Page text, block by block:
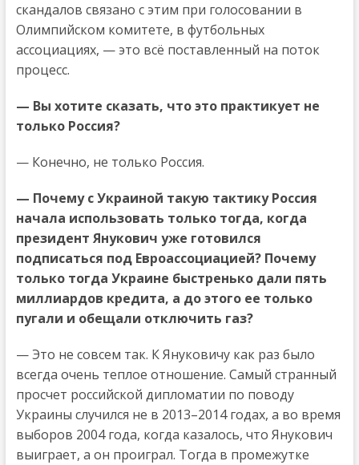
скандалов связано с этим при голосовании в
Олимпийском комитете, в футбольных
ассоциациях, — это всё поставленный на поток
процесс.
— Вы хотите сказать, что это практикует не
только Россия?
— Конечно, не только Россия.
— Почему с Украиной такую тактику Россия
начала использовать только тогда, когда
президент Янукович уже готовился
подписаться под Евроассоциацией? Почему
только тогда Украине быстренько дали пять
миллиардов кредита, а до этого ее только
пугали и обещали отключить газ?
— Это не совсем так. К Януковичу как раз было
всегда очень теплое отношение. Самый странный
просчет российской дипломатии по поводу
Украины случился не в 2013–2014 годах, а во время
выборов 2004 года, когда казалось, что Янукович
выиграет, а он проиграл. Тогда в промежутке